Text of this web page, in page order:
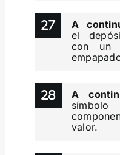
A
el
con un
A
valor.